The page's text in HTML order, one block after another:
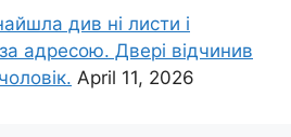
див ні листи і
адресою. Двері відчинив
April 11, 2026